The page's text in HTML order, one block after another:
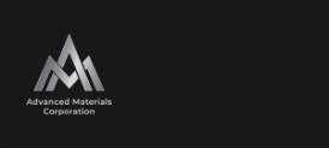
content